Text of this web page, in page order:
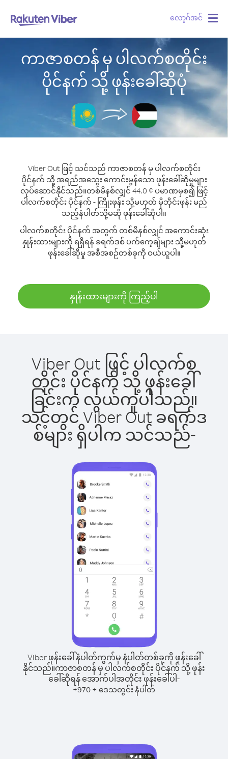
လော့ဂ်အင်
ကာဇာစတန် မှ ပါလက်စတိုင်း
ပိုင်နက် သို့ ဖုန်းခေါ်ဆိုပုံ
Viber Out ဖြင့် သင်သည် ကာဇာစတန် မှ ပါလက်စတိုင်း
ပိုင်နက် သို့ အရည်အသွေး ကောင်းမွန်သော ဖုန်းခေါ်ဆိုမှုများ
လုပ်ဆောင်နိုင်သည်။တစ်မိနစ်လျှင် 44.0 ¢ ပမာဏမှစ၍ ဖြင့်
ပါလက်စတိုင်း ပိုင်နက် - ကြိုးဖုန်း သို့မဟုတ် မိုဘိုင်းဖုန်း မည်
သည့်နံပါတ်သို့မဆို ဖုန်းခေါ်ဆိုပါ။
ပါလက်စတိုင်း ပိုင်နက် အတွက် တစ်မိနစ်လျှင် အကောင်းဆုံး
နှုန်းထားများကို ရရှိရန် ခရက်ဒစ် ပက်ကေ့ချ်များ သို့မဟုတ်
ဖုန်းခေါ်ဆိုမှု အစီအစဉ်တစ်ခုကို ဝယ်ယူပါ။
နှုန်းထားများကို ကြည့်ပါ
Viber Out ဖြင့် ပါလက်စ
တိုင်း ပိုင်နက် သို့ ဖုန်းခေါ်
ခြင်းက လွယ်ကူပါသည်။
သင့်တွင် Viber Out ခရက်ဒ
စ်များ ရှိပါက သင်သည်-
Viber ဖုန်းခေါ်နံပါတ်ကွက်မှ နံပါတ်တစ်ခုကို ဖုန်းခေါ်
နိုင်သည်။ကာဇာစတန် မှ ပါလက်စတိုင်း ပိုင်နက် သို့ ဖုန်း
ခေါ်ဆိုရန် အောက်ပါအတိုင်း ဖုန်းခေါ်ပါ-
+970 + ဒေသတွင်း နံပါတ်